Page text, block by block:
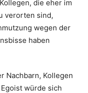
die eher im
verorten sind,
wegen der
haben
Nachbarn, Kollegen
würde sich